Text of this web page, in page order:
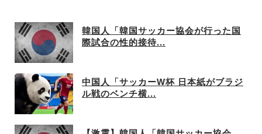
韓国人「韓国サッカー協会が行った国
際試合の性的接待...
中国人「サッカーW杯 日本紙がブラジ
ル戦のベンチ横...